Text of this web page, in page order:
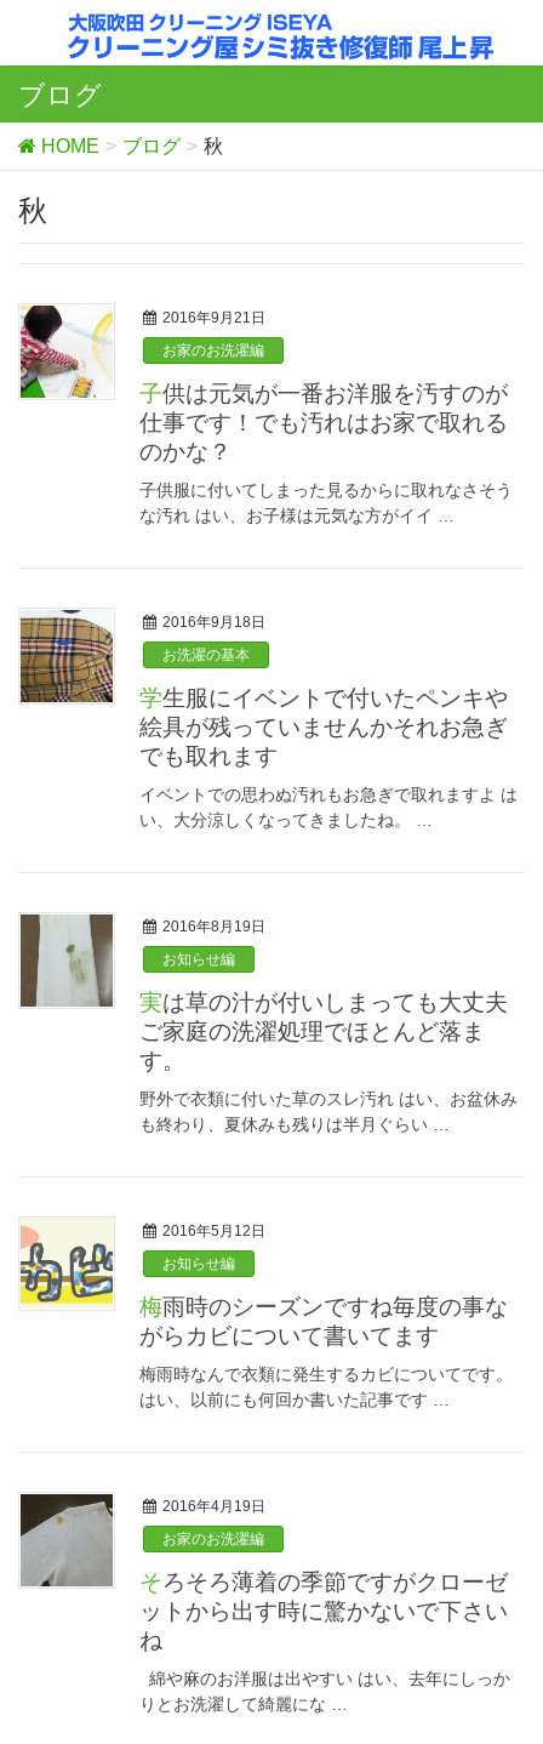
ブログ
HOME ブログ 秋
秋
2016年9月21日
お家のお洗濯編
子供は元気が一番お洋服を汚すのが
仕事です！でも汚れはお家で取れる
のかな？
子供服に付いてしまった見るからに取れなさそう
な汚れ はい、お子様は元気な方がイイ …
2016年9月18日
お洗濯の基本
学生服にイベントで付いたペンキや
絵具が残っていませんかそれお急ぎ
でも取れます
イベントでの思わぬ汚れもお急ぎで取れますよ は
い、大分涼しくなってきましたね。 …
2016年8月19日
お知らせ編
実は草の汁が付いしまっても大丈夫
ご家庭の洗濯処理でほとんど落ま
す。
野外で衣類に付いた草のスレ汚れ はい、お盆休み
も終わり、夏休みも残りは半月ぐらい …
2016年5月12日
お知らせ編
梅雨時のシーズンですね毎度の事な
がらカビについて書いてます
梅雨時なんで衣類に発生するカビについてです。
はい、以前にも何回か書いた記事です …
2016年4月19日
お家のお洗濯編
そろそろ薄着の季節ですがクローゼ
ットから出す時に驚かないで下さい
ね
綿や麻のお洋服は出やすい はい、去年にしっか
りとお洗濯して綺麗にな …